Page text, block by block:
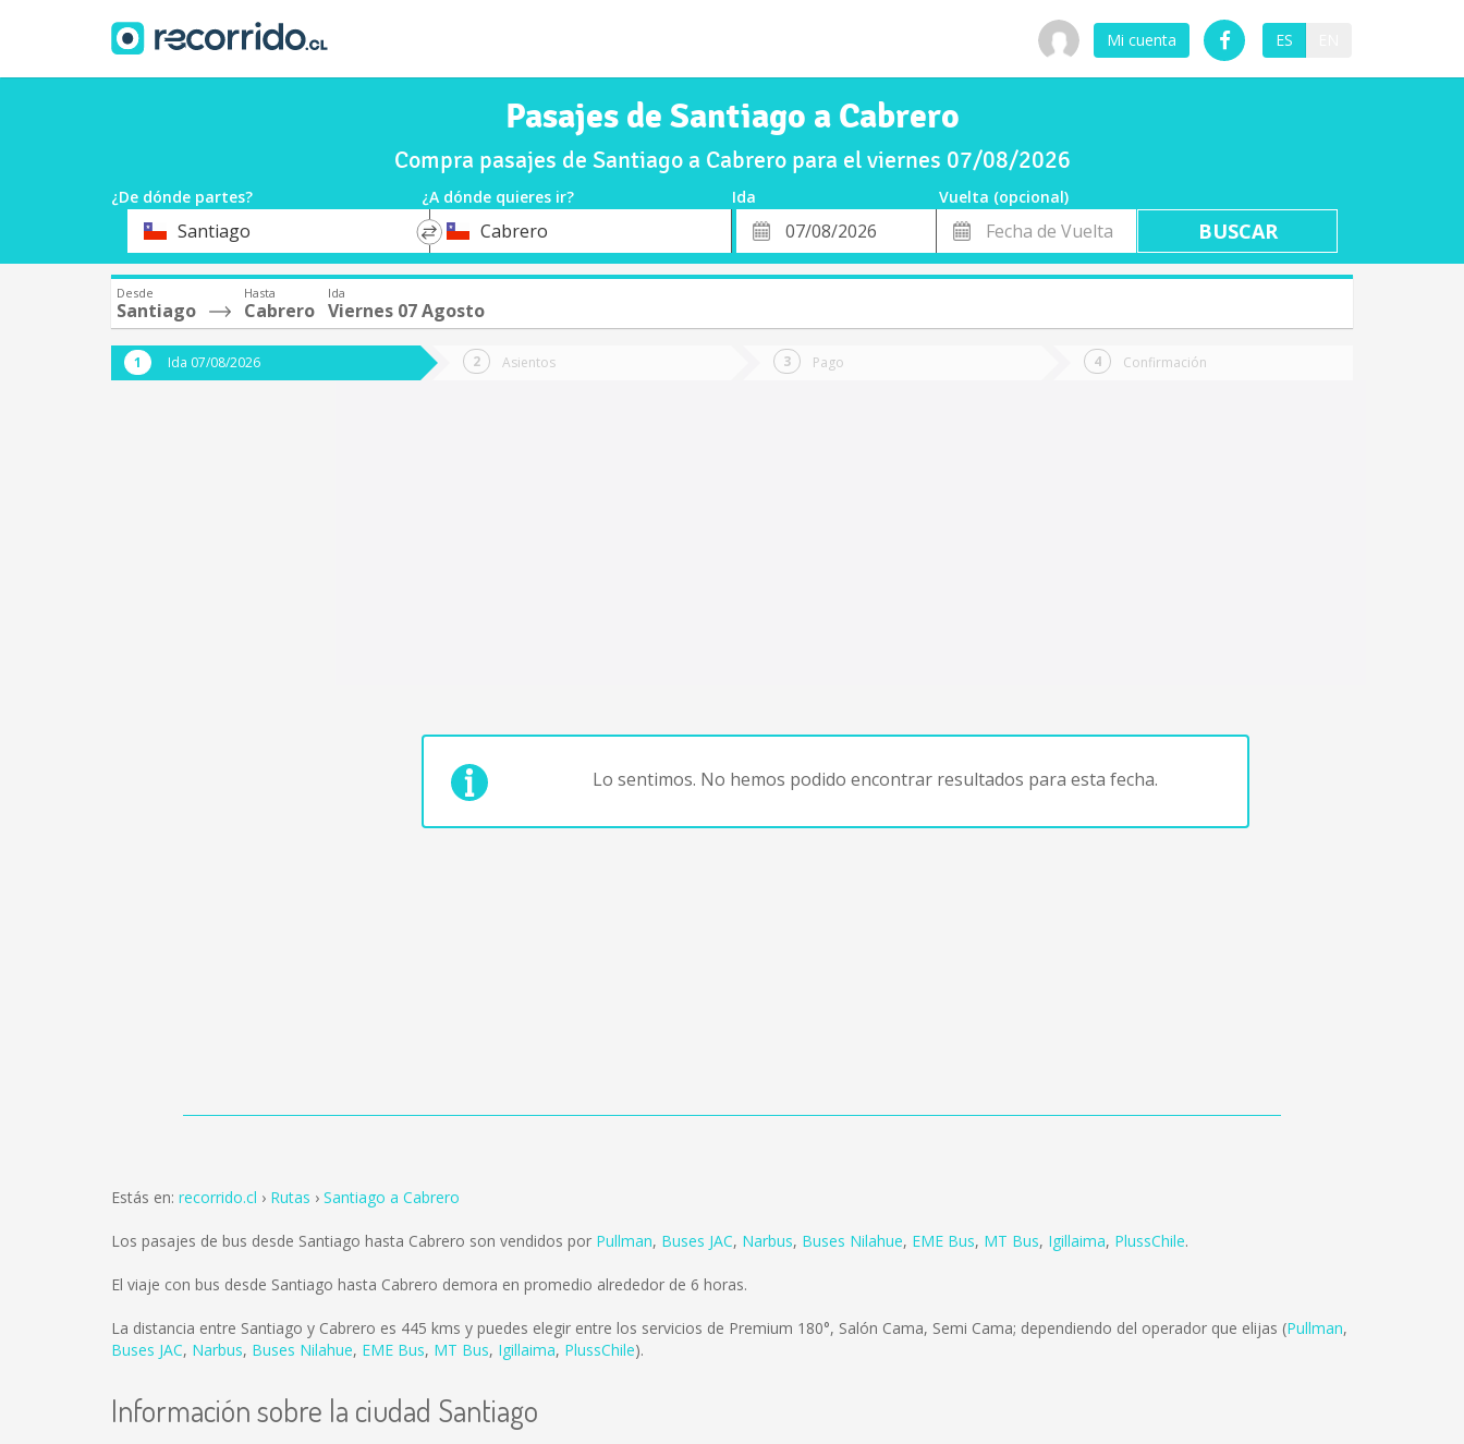
Mi cuenta ES
Pasajes de Santiago a Cabrero
Compra pasajes de Santiago a Cabrero para el viernes 07/08/2026
¿De dónde partes? ¿A dónde quieres ir? Ida
Vuelta (opcional)
OrigenSantiago
*
DestinoCabrero
Fecha
de
Fecha
de
Vuelta
Desde
Santiago
Hasta
Cabrero
Ida
Viernes 07 Agosto
Ida 07/08/2026 Asientos Pago Confirmación
Lo sentimos. No hemos podido encontrar resultados para esta fecha.
Estás en: recorrido.cl Rutas Santiago a Cabrero
Los pasajes de bus desde Santiago hasta Cabrero son vendidos por Pullman, Buses JAC, Narbus, Buses Nilahue, EME Bus, MT Bus, Igillaima, PlussChile.
El viaje con bus desde Santiago hasta Cabrero demora en promedio alrededor de 6 horas.
La distancia entre Santiago y Cabrero es 445 kms y puedes elegir entre los servicios de Premium 180°, Salón Cama, Semi Cama; dependiendo del operador que elijas (Pullman,
Buses JAC, Narbus, Buses Nilahue, EME Bus, MT Bus, Igillaima, PlussChile).
Información sobre la ciudad Santiago